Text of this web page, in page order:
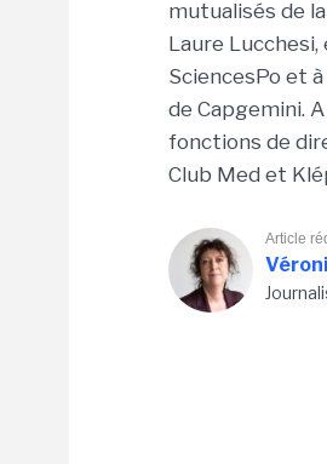
mutualisés de
Laure
SciencesPo et
de Capgemini.
fonctions de
Club Med et
Article